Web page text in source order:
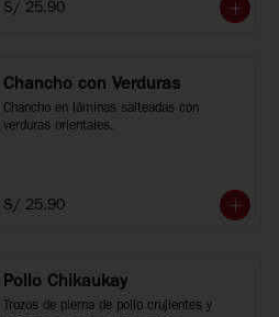
S/ 25.90
Chancho con Verduras
Chancho en láminas salteadas con
verduras orientales.
S/ 25.90
Pollo Chikaukay
Trozos de pierna de pollo crujientes y